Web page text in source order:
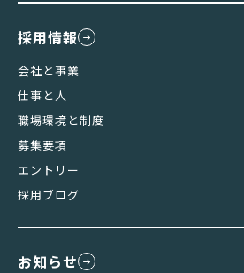
採用情報
会社と事業
仕事と人
職場環境と制度
募集要項
エントリー
採用ブログ
お知らせ